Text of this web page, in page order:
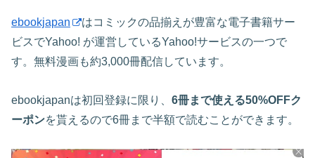
ebookjapan
はコミックの品揃えが豊富な電子書籍サー
ビスでYahoo! が運営しているYahoo!サービスの一つで
す。無料漫画も約3,000冊配信しています。
ebookjapanは初回登録に限り、 6冊まで使える50%OFFク
ーポンを貰えるので6冊まで半額で読むことができます。